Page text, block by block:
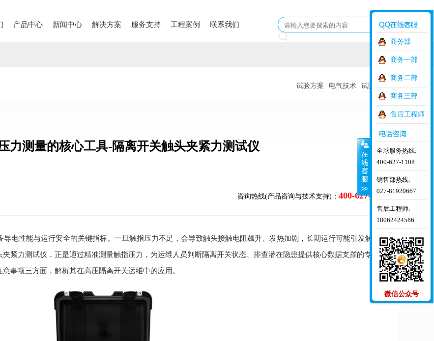
产品中心 新闻中心 解决方案 服务支持 工程案例 联系我们
试验方案 电气技术 试验项目
力测量的核心工具-隔离开关触头夹紧力测试仪
咨询热线(产品咨询与技术支持)： 400-627-1108
电性能与运行安全的关键指标。一旦触指压力不足，会导致触头接触电阻飙升、发热加剧，长期运行可能引发触头烧
紧力测试仪，正是通过精准测量触指压力，为运维人员判断隔离开关状态、排查潜在隐患提供核心数据支撑的专业设
事项三方面，解析其在高压隔离开关运维中的应用。
商务部
商务一部
商务二部
商务三部
售后工程师
全球服务热线:
400-627-1108
销售部热线:
027-81920667
售后工程师:
18062424586
微信公众号